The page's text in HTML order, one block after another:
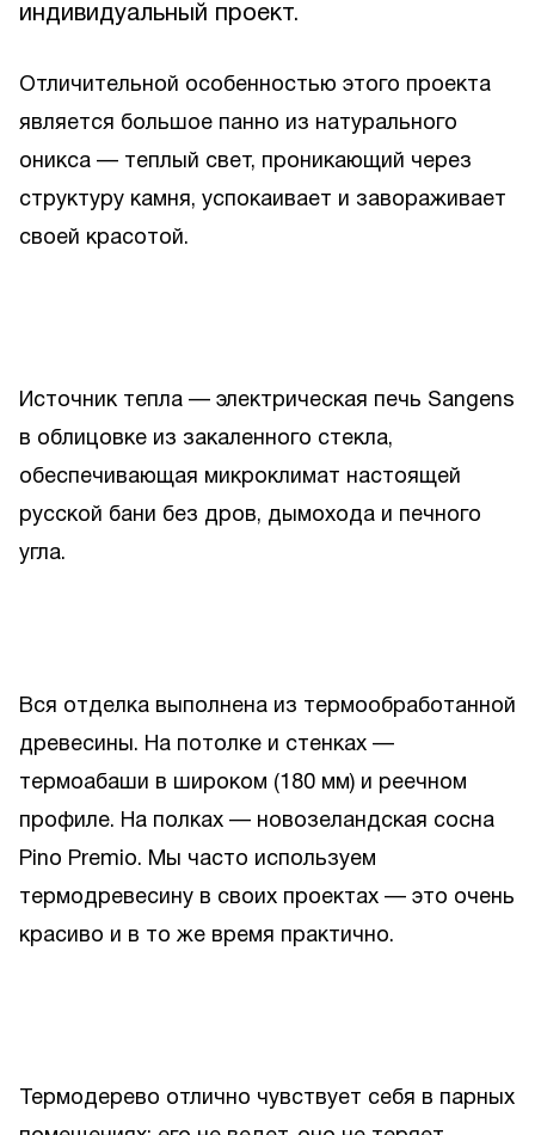
индивидуальный проект.
Отличительной особенностью этого проекта
является большое панно из натурального
оникса — теплый свет, проникающий через
структуру камня, успокаивает и завораживает
своей красотой.
Источник тепла — электрическая печь Sangens
в облицовке из закаленного стекла,
обеспечивающая микроклимат настоящей
русской бани без дров, дымохода и печного
угла.
Вся отделка выполнена из термообработанной
древесины. На потолке и стенках —
термоабаши в широком (180 мм) и реечном
профиле. На полках — новозеландская сосна
Pino Premio. Мы часто используем
термодревесину в своих проектах — это очень
красиво и в то же время практично.
Термодерево отлично чувствует себя в парных